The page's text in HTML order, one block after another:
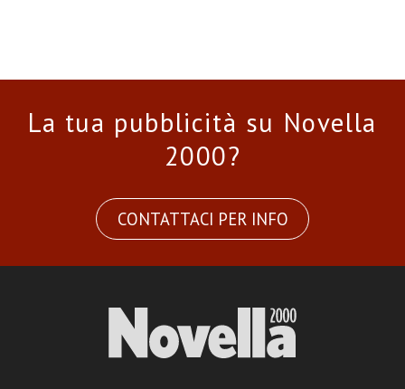
La tua pubblicità su Novella
2000?
CONTATTACI PER INFO